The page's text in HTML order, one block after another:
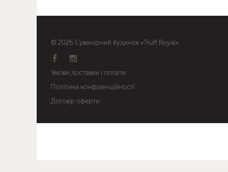
© 2026 Сувенірний будинок «Truff Royal»
Умови доставки і оплати
Політика конфіденційності
Договір оферти